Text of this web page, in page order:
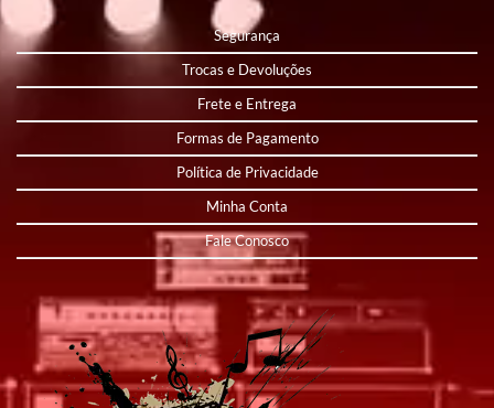
Segurança
Trocas e Devoluções
Frete e Entrega
Formas de Pagamento
Política de Privacidade
Minha Conta
Fale Conosco